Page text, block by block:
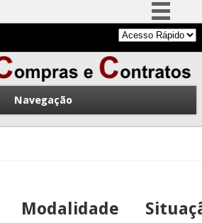
Simplifique!
Comunica BR
Participe
Acesso à informação
Legislação
Navegação
Modalidade